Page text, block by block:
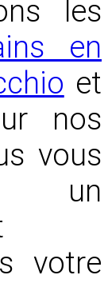
les
en
et
nos
vous
un
votre